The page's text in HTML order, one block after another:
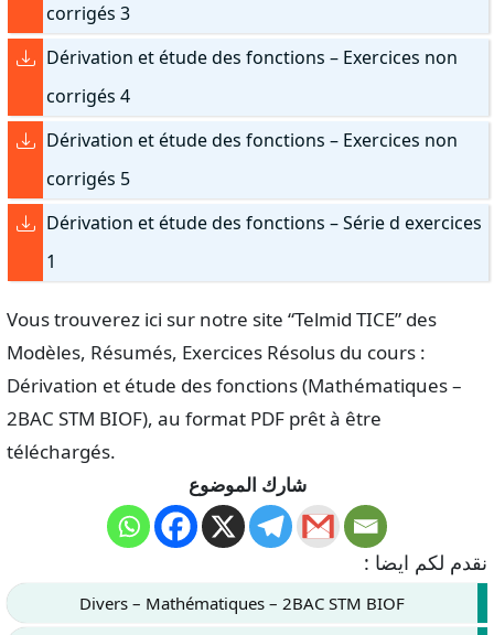
corrigés 3
Dérivation et étude des fonctions – Exercices non
corrigés 4
Dérivation et étude des fonctions – Exercices non
corrigés 5
Dérivation et étude des fonctions – Série d exercices
1
Vous trouverez ici sur notre site “Telmid TICE” des
Modèles, Résumés, Exercices Résolus du cours :
Dérivation et étude des fonctions (Mathématiques –
2BAC STM BIOF), au format PDF prêt à être
téléchargés.
شارك الموضوع
نقدم لكم ايضا :
Divers – Mathématiques – 2BAC STM BIOF